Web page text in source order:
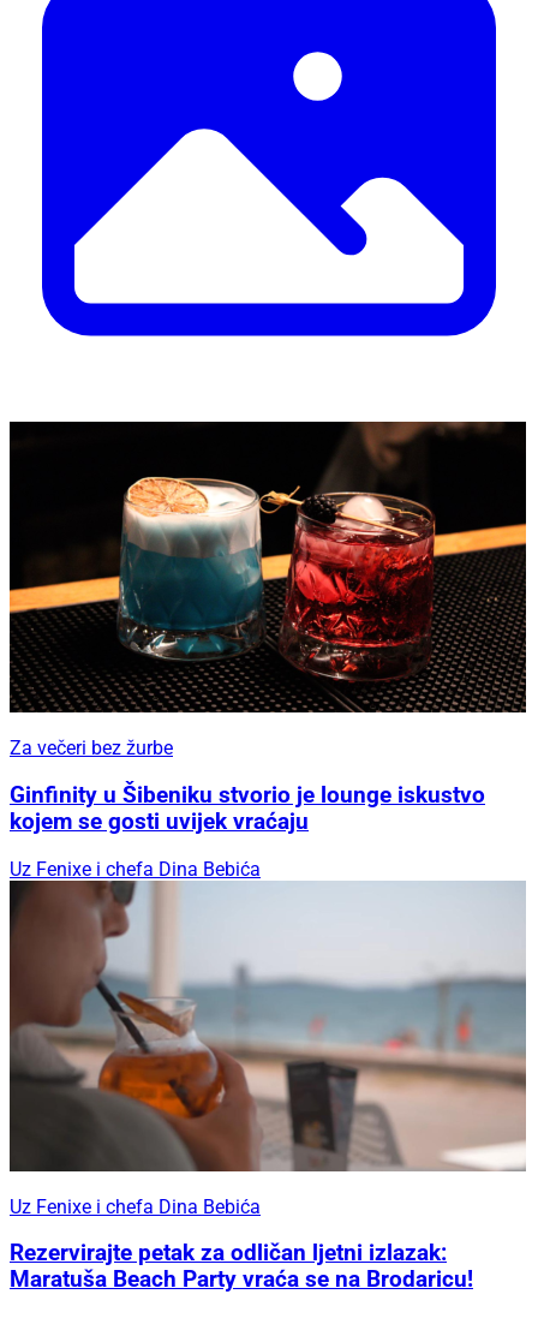
Za večeri bez žurbe
Ginfinity u Šibeniku stvorio je lounge iskustvo
kojem se gosti uvijek vraćaju
Uz Fenixe i chefa Dina Bebića
Uz Fenixe i chefa Dina Bebića
Rezervirajte petak za odličan ljetni izlazak:
Maratuša Beach Party vraća se na Brodaricu!